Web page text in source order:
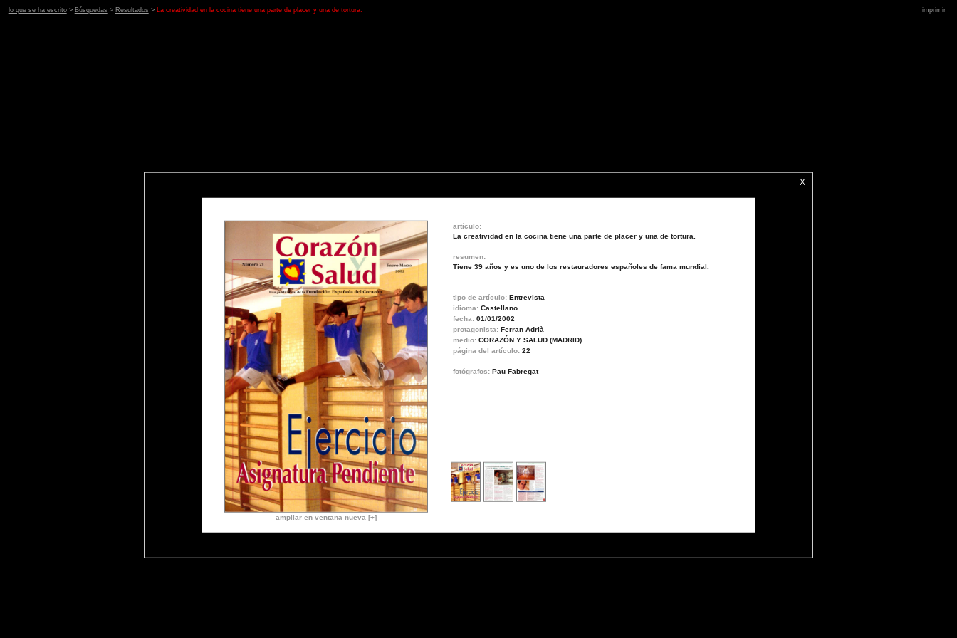
lo que se ha escrito> Búsquedas > Resultados > La creatividad en la cocina tiene una parte de placer y una de tortura. imprimir
X
artículo:
La creatividad en la cocina tiene una parte de placer y una de tortura.
resumen:
Tiene 39 años y es uno de los restauradores españoles de fama mundial.
tipo de artículo: Entrevista
idioma: Castellano
fecha: 01/01/2002
protagonista: Ferran Adrià
medio: CORAZÓN Y SALUD (MADRID)
página del artículo: 22
fotógrafos: Pau Fabregat
ampliar en ventana nueva [+]